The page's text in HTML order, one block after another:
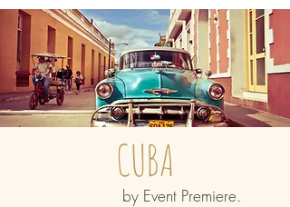
CUBA
by Event Premiere.